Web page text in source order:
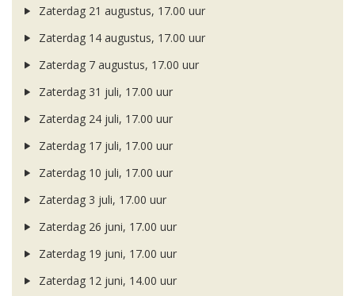
Zaterdag 21 augustus, 17.00 uur
Zaterdag 14 augustus, 17.00 uur
Zaterdag 7 augustus, 17.00 uur
Zaterdag 31 juli, 17.00 uur
Zaterdag 24 juli, 17.00 uur
Zaterdag 17 juli, 17.00 uur
Zaterdag 10 juli, 17.00 uur
Zaterdag 3 juli, 17.00 uur
Zaterdag 26 juni, 17.00 uur
Zaterdag 19 juni, 17.00 uur
Zaterdag 12 juni, 14.00 uur